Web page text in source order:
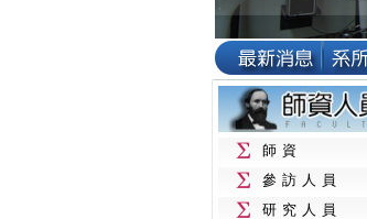
師資
參訪人員
研究人員